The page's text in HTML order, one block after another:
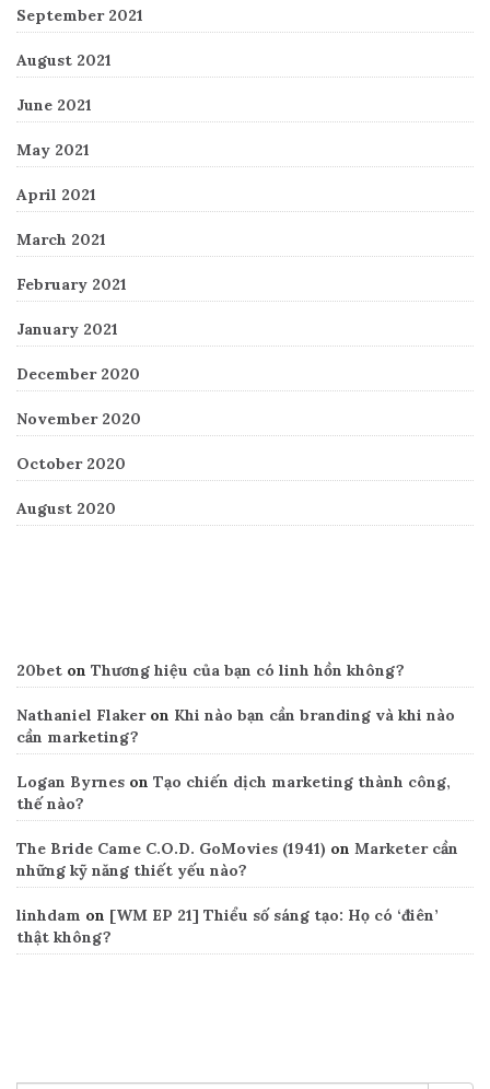
September 2021
August 2021
June 2021
May 2021
April 2021
March 2021
February 2021
January 2021
December 2020
November 2020
October 2020
August 2020
20bet on Thương hiệu của bạn có linh hồn không?
Nathaniel Flakeron Khi nào bạn cần branding và khi nào
cần marketing?
Logan Byrnes on Tạo chiến dịch marketing thành công,
thế nào?
The Bride Came C.O.D. GoMovies (1941) on Marketer cần
những kỹ năng thiết yếu nào?
linhdam on [WM EP 21] Thiểu số sáng tạo: Họ có ‘điên’
thật không?